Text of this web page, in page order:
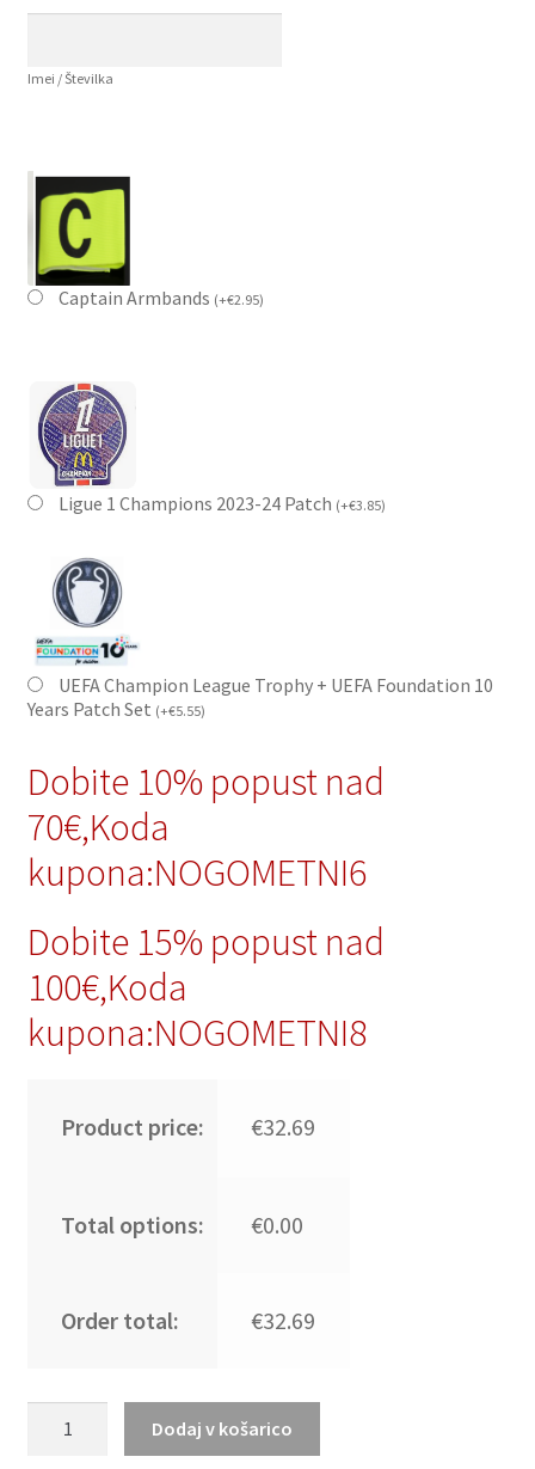
Imei / Številka
Captain Armbands (+€2.95)
Ligue 1 Champions 2023-24 Patch (+€3.85)
UEFA Champion League Trophy + UEFA Foundation 10
Years Patch Set (+€5.55)
Dobite 10% popust nad
70€,Koda
kupona:NOGOMETNI6
Dobite 15% popust nad
100€,Koda
kupona:NOGOMETNI8
Product price: €32.69
Total options: €0.00
Order total: €32.69
Dodaj v košarico